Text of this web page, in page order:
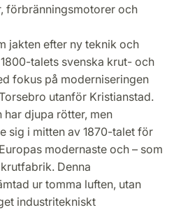
förbränningsmotorer och
jakten efter ny teknik och
talets svenska krut- och
fokus på moderniseringen
utanför Kristianstad.
har djupa rötter, men
sig i mitten av 1870-talet för
modernaste och – som
Denna
ur tomma luften, utan
industritekniskt